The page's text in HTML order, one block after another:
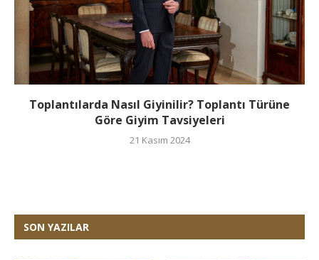
Toplantılarda Nasıl Giyinilir? Toplantı Türüne
Göre Giyim Tavsiyeleri
21 Kasım 2024
SON YAZILAR